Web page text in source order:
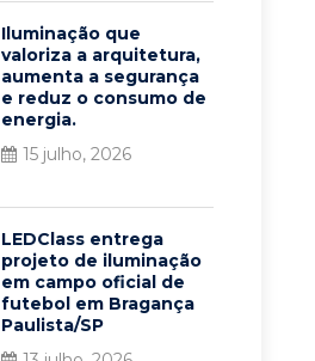
Iluminação que
valoriza a arquitetura,
aumenta a segurança
e reduz o consumo de
energia.
15 julho, 2026
LEDClass entrega
projeto de iluminação
em campo oficial de
futebol em Bragança
Paulista/SP